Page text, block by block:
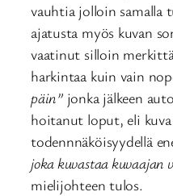
vauhtia jolloin samalla
ajatusta myös kuvan
vaatinut silloin
harkintaa kuin vain
päin”jonka jälkeen
hoitanut loput, eli
todennnäköisyydellä
joka kuvastaa kuvaajan
mielijohteen tulos.